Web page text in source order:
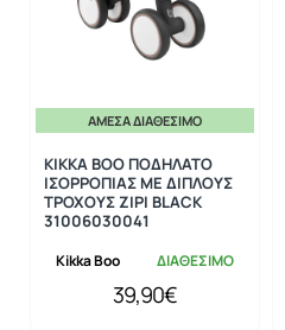
ΆΜΕΣΑ ΔΙΑΘΈΣΙΜΟ
Kikka Boo ΔΙΑΘΕΣΙΜΟ
KIKKA BOO ΠΟΔΗΛΑΤΟ
ΙΣΟΡΡΟΠΙΑΣ ΜΕ ΔΙΠΛΟΥΣ
ΤΡΟΧΟΥΣ ZIPI BLACK
31006030041
39,90€